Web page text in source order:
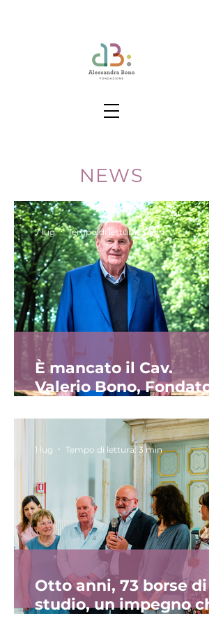
NEWS
È mancato il Cav.
Valerio Bono, Fondatore
Fondazione Alessandra
Bono
7 lug Tempo di lettura: 3 min
Otto anni, 73 borse di
studio, un impegno che
1 lug Tempo di lettura: 3 min